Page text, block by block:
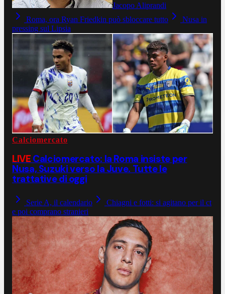
Jacopo Aliprandi
Roma, ora Ryan Friedkin può sbloccare tutto
Nusa in
pressing sul Lipsia
Calciomercato
LIVE Calciomercato: la Roma insiste per
Nusa, Suzuki verso la Juve. Tutte le
trattative di oggi
Serie A, il calendario
Chiagni e fotti: si agitano per il ct
e poi comprano stranieri